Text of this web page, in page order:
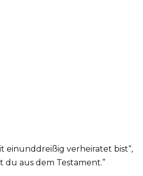
einunddreißig verheiratet bist“,
du aus dem Testament.”